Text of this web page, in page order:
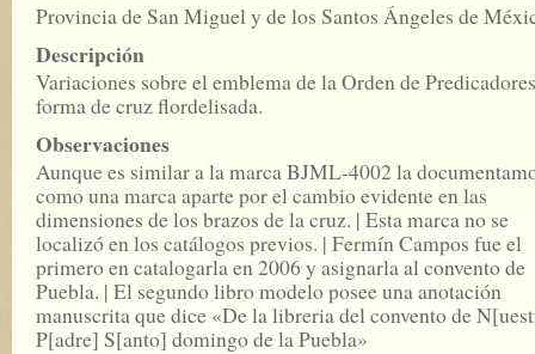
Provincia de San Miguel y de los Santos Ángeles de
Descripción
Variaciones sobre el emblema de la Orden de
forma de cruz flordelisada.
Observaciones
Aunque es similar a la marca BJML-4002 la
como una marca aparte por el cambio evidente en las
dimensiones de los brazos de la cruz. | Esta marca no se
localizó en los catálogos previos. | Fermín Campos fue el
primero en catalogarla en 2006 y asignarla al convento de
Puebla. | El segundo libro modelo posee una anotación
manuscrita que dice «De la libreria del convento de
P[adre] S[anto] domingo de la Puebla»